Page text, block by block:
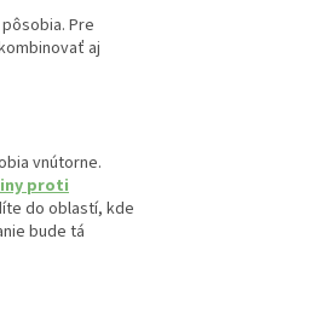
Pre
aj
vnútorne.
proti
do oblastí, kde
bude tá